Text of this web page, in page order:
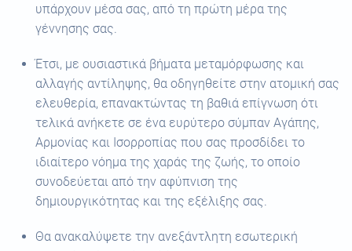
υπάρχουν μέσα σας, από τη πρώτη μέρα της
γέννησης σας.
Έτσι, με ουσιαστικά βήματα μεταμόρφωσης και
αλλαγής αντίληψης, θα οδηγηθείτε στην ατομική σας
ελευθερία, επανακτώντας τη βαθιά επίγνωση ότι
τελικά ανήκετε σε ένα ευρύτερο σύμπαν Αγάπης,
Αρμονίας και Ισορροπίας που σας προσδίδει το
ιδιαίτερο νόημα της χαράς της ζωής, το οποίο
συνοδεύεται από την αφύπνιση της
δημιουργικότητας και της εξέλιξης σας.
Θα ανακαλύψετε την ανεξάντλητη εσωτερική